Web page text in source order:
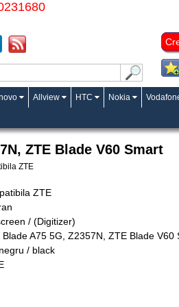
Allview HTC Nokia
ZTE Blade V60 Smart
ZTE
ZTE
/ (Digitizer)
A75 5G, Z2357N, ZTE Blade V60
/ black